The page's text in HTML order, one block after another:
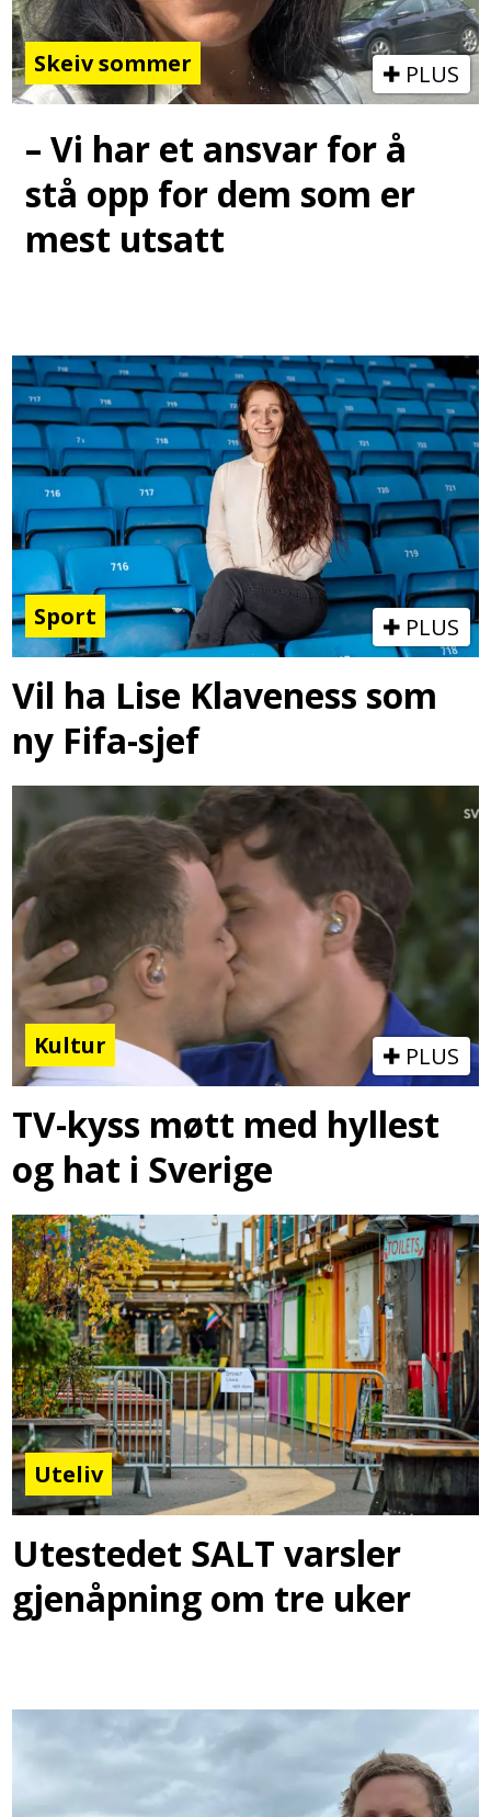
Skeiv sommer PLUS
– Vi har et ansvar for å
stå opp for dem som er
mest utsatt
Sport PLUS
Vil ha Lise Klaveness som
ny Fifa-sjef
Kultur PLUS
TV-kyss møtt med hyllest
og hat i Sverige
Uteliv
Utestedet SALT varsler
gjenåpning om tre uker